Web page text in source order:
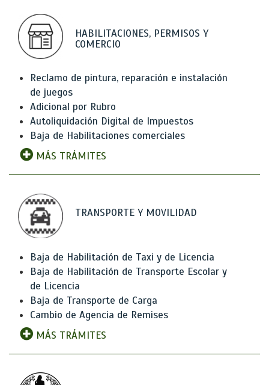
HABILITACIONES, PERMISOS Y
COMERCIO
Reclamo de pintura, reparación e instalación
de juegos
Adicional por Rubro
Autoliquidación Digital de Impuestos
Baja de Habilitaciones comerciales
MÁS TRÁMITES
TRANSPORTE Y MOVILIDAD
Baja de Habilitación de Taxi y de Licencia
Baja de Habilitación de Transporte Escolar y
de Licencia
Baja de Transporte de Carga
Cambio de Agencia de Remises
MÁS TRÁMITES